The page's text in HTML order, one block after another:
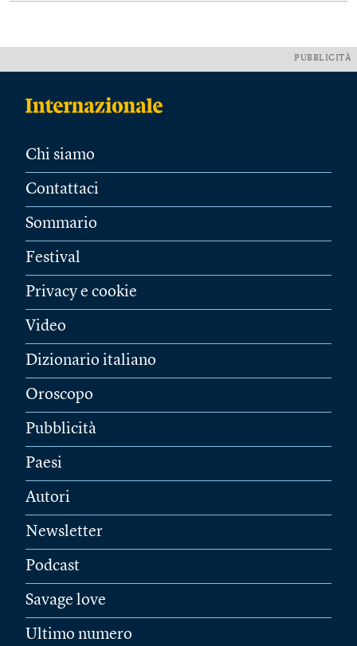
PUBBLICITÀ
Chi siamo
Contattaci
Sommario
Festival
Privacy e cookie
Video
Dizionario italiano
Oroscopo
Pubblicità
Paesi
Autori
Newsletter
Podcast
Savage love
Ultimo numero